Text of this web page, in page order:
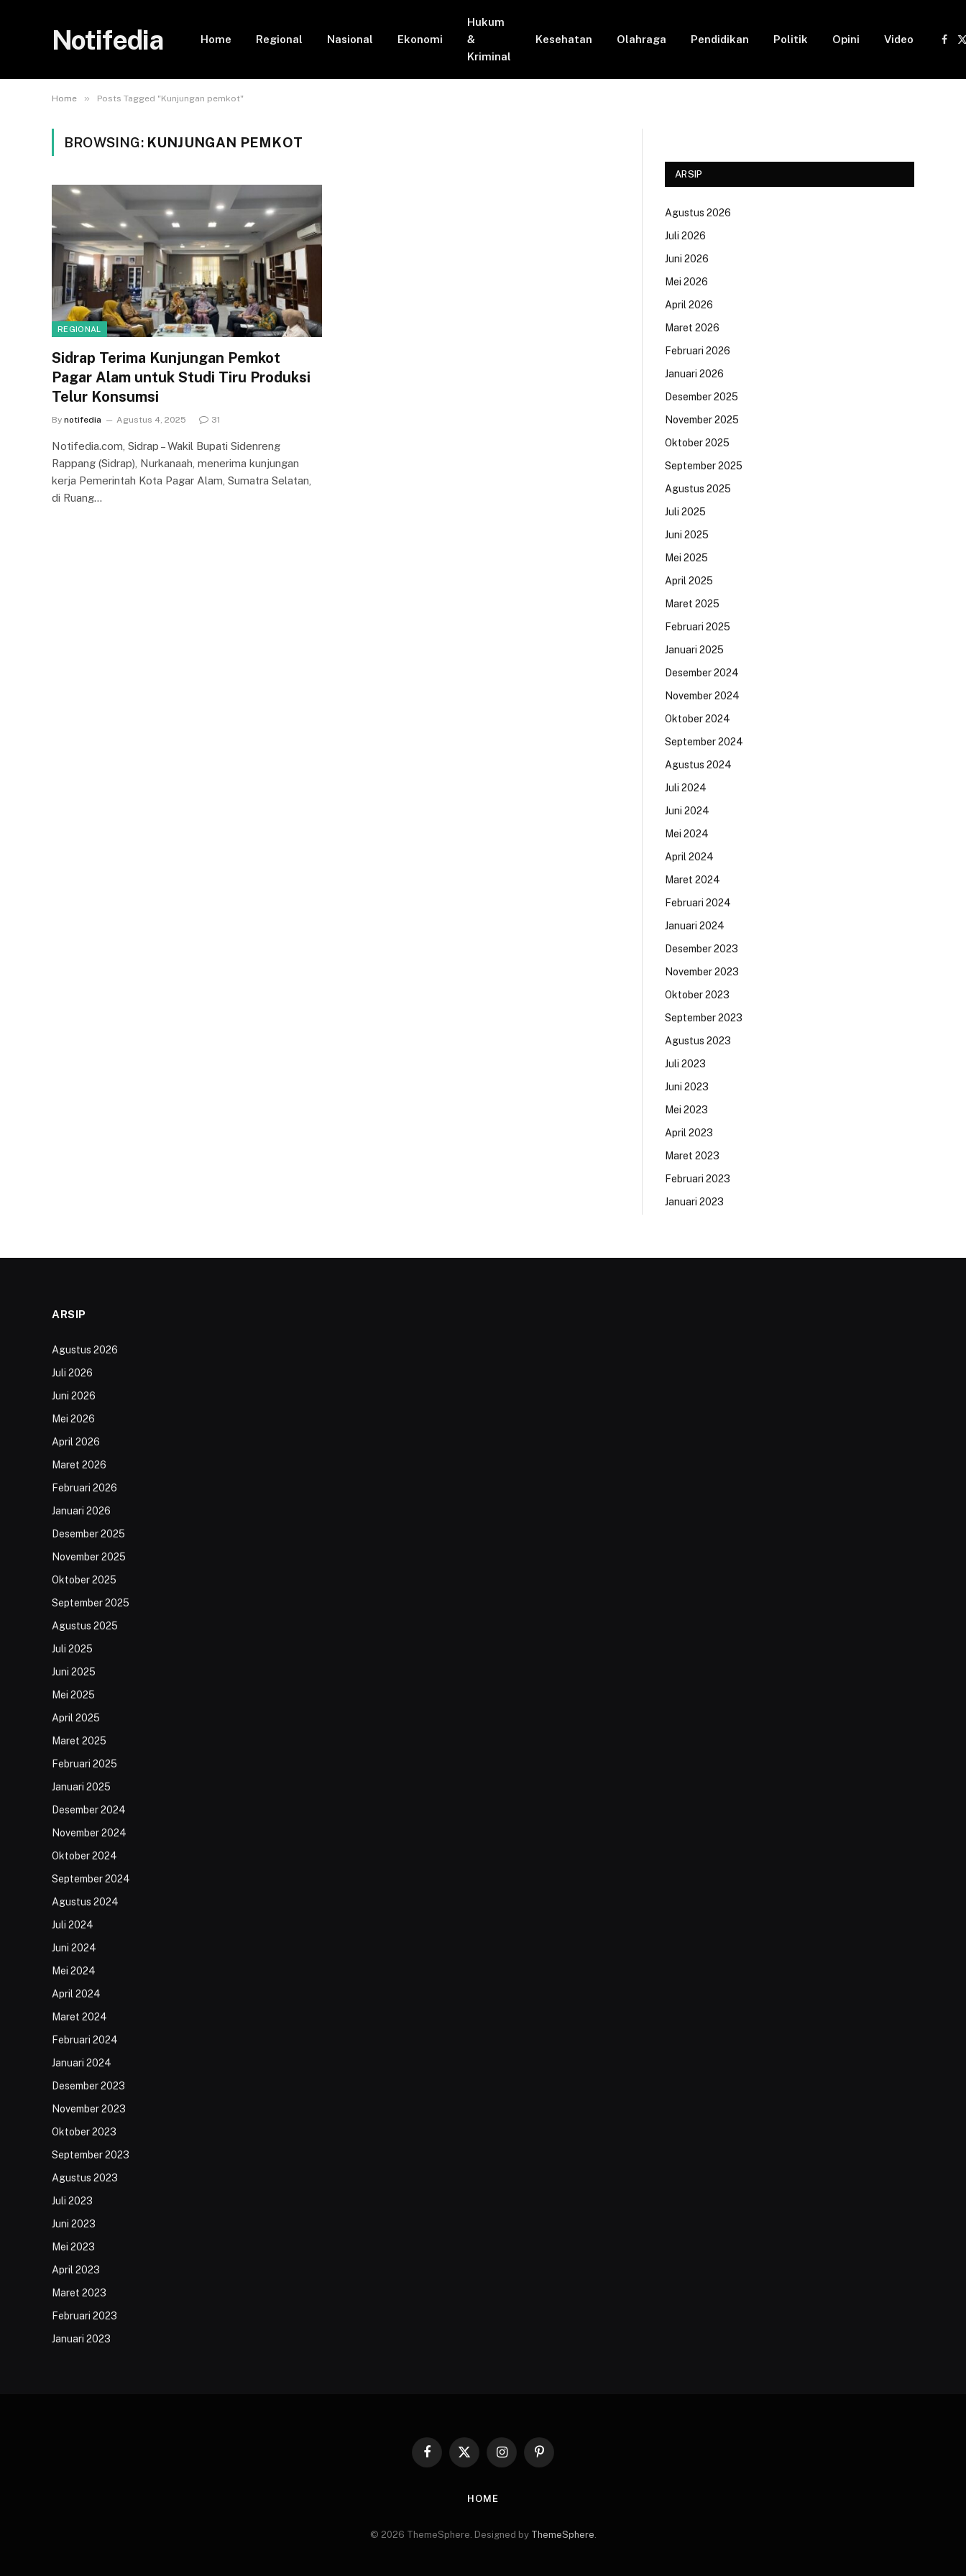
Notifedia Home Regional Nasional Ekonomi
Hukum
&
Kriminal
Kesehatan Olahraga Pendidikan Politik Opini Video
Home » Posts Tagged "Kunjungan pemkot"
BROWSING: KUNJUNGAN PEMKOT
REGIONAL
Sidrap Terima Kunjungan Pemkot
Pagar Alam untuk Studi Tiru Produksi
Telur Konsumsi
By notifedia Agustus 4, 2025 31
Notifedia.com, Sidrap – Wakil Bupati Sidenreng
Rappang (Sidrap), Nurkanaah, menerima kunjungan
kerja Pemerintah Kota Pagar Alam, Sumatra Selatan,
di Ruang…
ARSIP
Agustus 2026
Juli 2026
Juni 2026
Mei 2026
April 2026
Maret 2026
Februari 2026
Januari 2026
Desember 2025
November 2025
Oktober 2025
September 2025
Agustus 2025
Juli 2025
Juni 2025
Mei 2025
April 2025
Maret 2025
Februari 2025
Januari 2025
Desember 2024
November 2024
Oktober 2024
September 2024
Agustus 2024
Juli 2024
Juni 2024
Mei 2024
April 2024
Maret 2024
Februari 2024
Januari 2024
Desember 2023
November 2023
Oktober 2023
September 2023
Agustus 2023
Juli 2023
Juni 2023
Mei 2023
April 2023
Maret 2023
Februari 2023
Januari 2023
ARSIP
Agustus 2026
Juli 2026
Juni 2026
Mei 2026
April 2026
Maret 2026
Februari 2026
Januari 2026
Desember 2025
November 2025
Oktober 2025
September 2025
Agustus 2025
Juli 2025
Juni 2025
Mei 2025
April 2025
Maret 2025
Februari 2025
Januari 2025
Desember 2024
November 2024
Oktober 2024
September 2024
Agustus 2024
Juli 2024
Juni 2024
Mei 2024
April 2024
Maret 2024
Februari 2024
Januari 2024
Desember 2023
November 2023
Oktober 2023
September 2023
Agustus 2023
Juli 2023
Juni 2023
Mei 2023
April 2023
Maret 2023
Februari 2023
Januari 2023
Facebook
X
InstagramPinterest
HOME
© 2026 ThemeSphere. Designed by ThemeSphere.